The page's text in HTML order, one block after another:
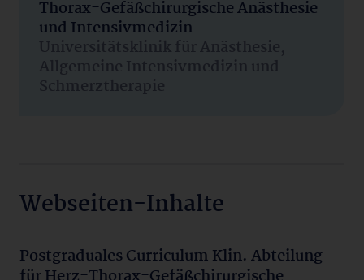
Thorax-Gefäßchirurgische Anästhesie
und Intensivmedizin
Universitätsklinik für Anästhesie,
Allgemeine Intensivmedizin und
Schmerztherapie
Webseiten-Inhalte
Postgraduales Curriculum Klin. Abteilung